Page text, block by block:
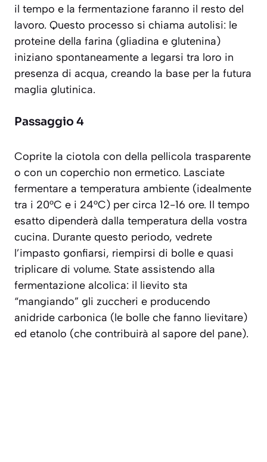
il tempo e la fermentazione faranno il resto del
lavoro. Questo processo si chiama autolisi: le
proteine della farina (gliadina e glutenina)
iniziano spontaneamente a legarsi tra loro in
presenza di acqua, creando la base per la futura
maglia glutinica.
Passaggio 4
Coprite la ciotola con della pellicola trasparente
o con un coperchio non ermetico. Lasciate
fermentare a temperatura ambiente (idealmente
tra i 20°C e i 24°C) per circa 12-16 ore. Il tempo
esatto dipenderà dalla temperatura della vostra
cucina. Durante questo periodo, vedrete
l’impasto gonfiarsi, riempirsi di bolle e quasi
triplicare di volume. State assistendo alla
fermentazione alcolica: il lievito sta
“mangiando” gli zuccheri e producendo
anidride carbonica (le bolle che fanno lievitare)
ed etanolo (che contribuirà al sapore del pane).